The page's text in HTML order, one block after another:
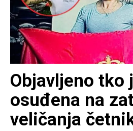
Objavljeno tko
osuđena na
veličanja